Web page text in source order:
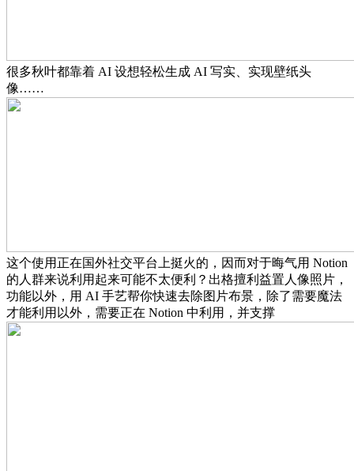
很多秋叶都靠着 AI 设想轻松生成 AI 写实、实现壁纸头
像……
这个使用正在国外社交平台上挺火的，因而对于晦气用 Notion
的人群来说利用起来可能不太便利？出格擅利益置人像照片，
功能以外，用 AI 手艺帮你快速去除图片布景，除了需要魔法
才能利用以外，需要正在 Notion 中利用，并支撑